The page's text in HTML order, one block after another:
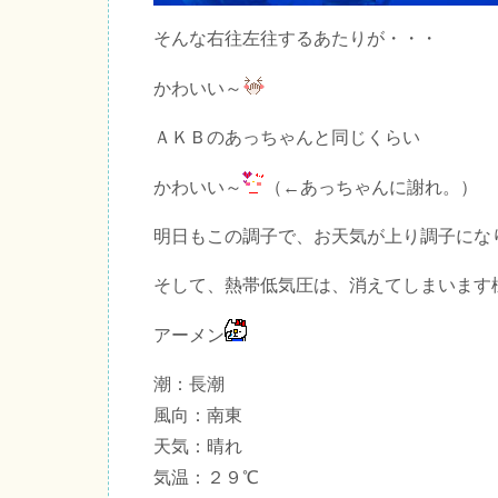
そんな右往左往するあたりが・・・
かわいい～
ＡＫＢのあっちゃんと同じくらい
かわいい～ （←あっちゃんに謝れ。）
明日もこの調子で、お天気が上り調子にな
そして、熱帯低気圧は、消えてしまいます
アーメン
潮：長潮
風向：南東
天気：晴れ
気温：２９℃